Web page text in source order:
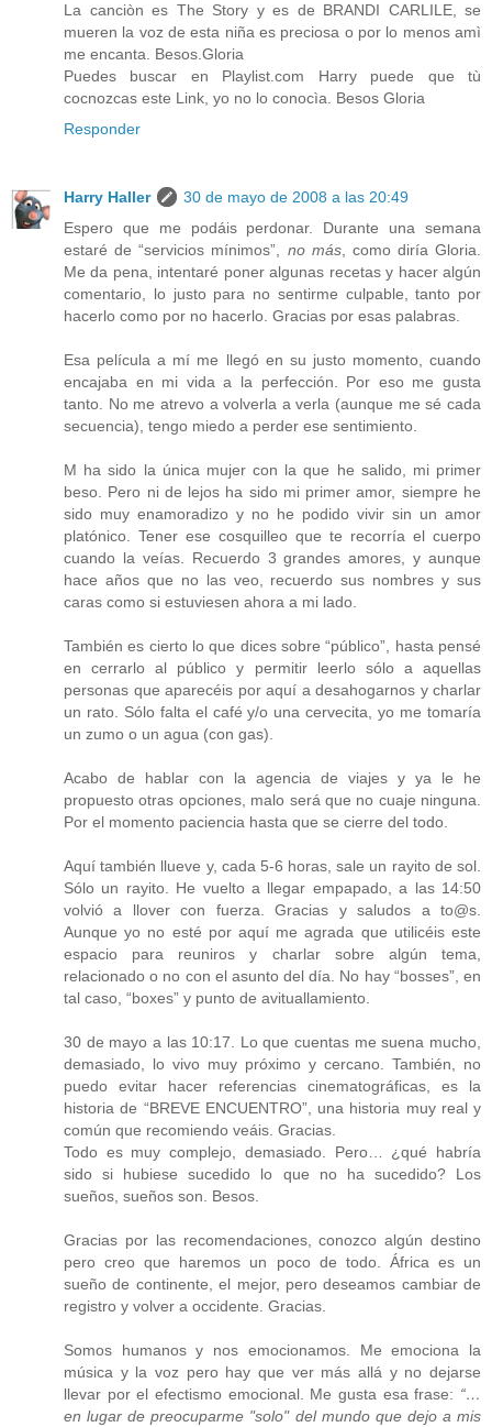
La canciòn es The Story y es de BRANDI CARLILE, se
mueren la voz de esta niña es preciosa o por lo menos amì
me encanta. Besos.Gloria
Puedes buscar en Playlist.com Harry puede que tù
cocnozcas este Link, yo no lo conocìa. Besos Gloria
Responder
Harry Haller
30 de mayo de 2008 a las 20:49
Espero que me podáis perdonar. Durante una semana
estaré de “servicios mínimos”, no más, como diría Gloria.
Me da pena, intentaré poner algunas recetas y hacer algún
comentario, lo justo para no sentirme culpable, tanto por
hacerlo como por no hacerlo. Gracias por esas palabras.
Esa película a mí me llegó en su justo momento, cuando
encajaba en mi vida a la perfección. Por eso me gusta
tanto. No me atrevo a volverla a verla (aunque me sé cada
secuencia), tengo miedo a perder ese sentimiento.
M ha sido la única mujer con la que he salido, mi primer
beso. Pero ni de lejos ha sido mi primer amor, siempre he
sido muy enamoradizo y no he podido vivir sin un amor
platónico. Tener ese cosquilleo que te recorría el cuerpo
cuando la veías. Recuerdo 3 grandes amores, y aunque
hace años que no las veo, recuerdo sus nombres y sus
caras como si estuviesen ahora a mi lado.
También es cierto lo que dices sobre “público”, hasta pensé
en cerrarlo al público y permitir leerlo sólo a aquellas
personas que aparecéis por aquí a desahogarnos y charlar
un rato. Sólo falta el café y/o una cervecita, yo me tomaría
un zumo o un agua (con gas).
Acabo de hablar con la agencia de viajes y ya le he
propuesto otras opciones, malo será que no cuaje ninguna.
Por el momento paciencia hasta que se cierre del todo.
Aquí también llueve y, cada 5-6 horas, sale un rayito de sol.
Sólo un rayito. He vuelto a llegar empapado, a las 14:50
volvió a llover con fuerza. Gracias y saludos a to@s.
Aunque yo no esté por aquí me agrada que utilicéis este
espacio para reuniros y charlar sobre algún tema,
relacionado o no con el asunto del día. No hay “bosses”, en
tal caso, “boxes” y punto de avituallamiento.
30 de mayo a las 10:17. Lo que cuentas me suena mucho,
demasiado, lo vivo muy próximo y cercano. También, no
puedo evitar hacer referencias cinematográficas, es la
historia de “BREVE ENCUENTRO”, una historia muy real y
común que recomiendo veáis. Gracias.
Todo es muy complejo, demasiado. Pero… ¿qué habría
sido si hubiese sucedido lo que no ha sucedido? Los
sueños, sueños son. Besos.
Gracias por las recomendaciones, conozco algún destino
pero creo que haremos un poco de todo. África es un
sueño de continente, el mejor, pero deseamos cambiar de
registro y volver a occidente. Gracias.
Somos humanos y nos emocionamos. Me emociona la
música y la voz pero hay que ver más allá y no dejarse
llevar por el efectismo emocional. Me gusta esa frase: “…
en lugar de preocuparme "solo" del mundo que dejo a mis